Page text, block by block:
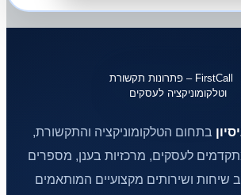
בתחום הטלקומוניקציה והתקשורת,
לעסקים, מרכזיות בענן, מספרים
שיחות ושירותים מקצועיים המותאמים